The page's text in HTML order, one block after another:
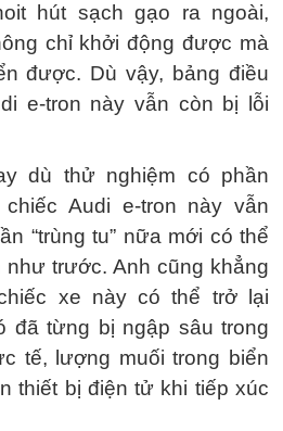
hút sạch gạo ra ngoài,
chỉ khởi động được mà
được. Dù vậy, bảng điều
e-tron này vẫn còn bị lỗi
dù thử nghiệm có phần
Audi e-tron này vẫn
“trùng tu” nữa mới có thể
như trước. Anh cũng khẳng
xe này có thể trở lại
đã từng bị ngập sâu trong
tế, lượng muối trong biển
thiết bị điện tử khi tiếp xúc